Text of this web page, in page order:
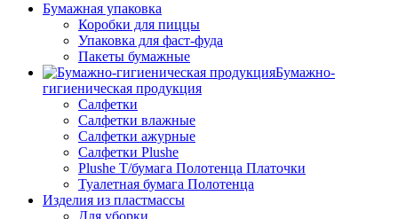
Бумажная упаковка
Коробки для пиццы
Упаковка для фаст-фуда
Пакеты бумажные
Бумажно-
гигиеническая продукция
Салфетки
Салфетки влажные
Салфетки ажурные
Салфетки Plushe
Plushe Т/бумага Полотенца Платочки
Туалетная бумага Полотенца
Изделия из пластмассы
Для уборки